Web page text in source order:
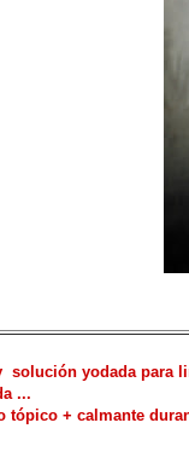
solución yodada para
...
tópico + calmante